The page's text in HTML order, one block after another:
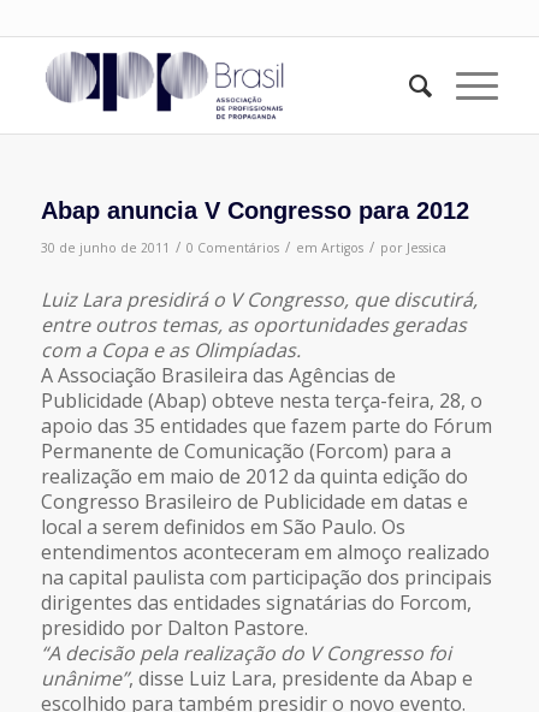
Abap anuncia V Congresso para 2012
30 de junho de 2011 / 0 Comentários / em Artigos / por Jessica
Luiz Lara presidirá o V Congresso, que discutirá,
entre outros temas, as oportunidades geradas
com a Copa e as Olimpíadas.
A Associação Brasileira das Agências de
Publicidade (Abap) obteve nesta terça-feira, 28, o
apoio das 35 entidades que fazem parte do Fórum
Permanente de Comunicação (Forcom) para a
realização em maio de 2012 da quinta edição do
Congresso Brasileiro de Publicidade em datas e
local a serem definidos em São Paulo. Os
entendimentos aconteceram em almoço realizado
na capital paulista com participação dos principais
dirigentes das entidades signatárias do Forcom,
presidido por Dalton Pastore.
“A decisão pela realização do V Congresso foi
unânime”, disse Luiz Lara, presidente da Abap e
escolhido para também presidir o novo evento.